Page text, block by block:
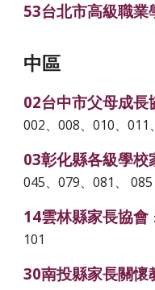
53台北市高級職業
中區
02台中市父母成
002、008、010、011
03彰化縣各級學校
045、079、081、 085
14雲林縣家長協會
101
30南投縣家長關懷